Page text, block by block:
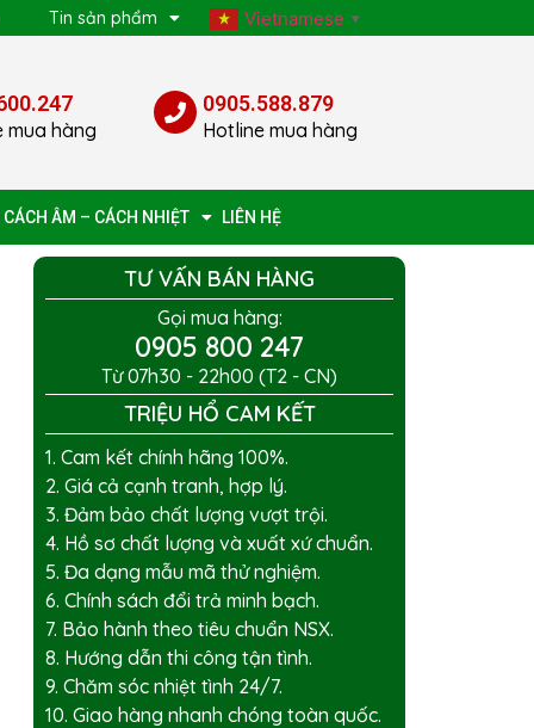
Tin sản phẩm Vietnamese ▼
mua hàng
0905.588.879
Hotline mua hàng
CÁCH ÂM – CÁCH NHIỆT LIÊN HỆ
TƯ VẤN BÁN HÀNG
Gọi mua hàng:
0905 800 247
Từ 07h30 - 22h00 (T2 - CN)
TRIỆU HỔ CAM KẾT
1. Cam kết chính hãng 100%.
2. Giá cả cạnh tranh, hợp lý.
3. Đảm bảo chất lượng vượt trội.
4. Hồ sơ chất lượng và xuất xứ chuẩn.
5. Đa dạng mẫu mã thử nghiệm.
6. Chính sách đổi trả minh bạch.
7. Bảo hành theo tiêu chuẩn NSX.
8. Hướng dẫn thi công tận tình.
9. Chăm sóc nhiệt tình 24/7.
10. Giao hàng nhanh chóng toàn quốc.